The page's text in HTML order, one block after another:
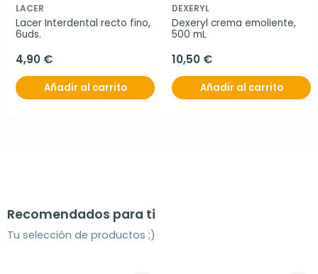
LACER
Lacer Interdental recto fino,
6uds.
4,90 €
Añadir al carrito
DEXERYL
Dexeryl crema emoliente,
500 mL
10,50 €
Añadir al carrito
Recomendados para ti
Tu selección de productos ;)